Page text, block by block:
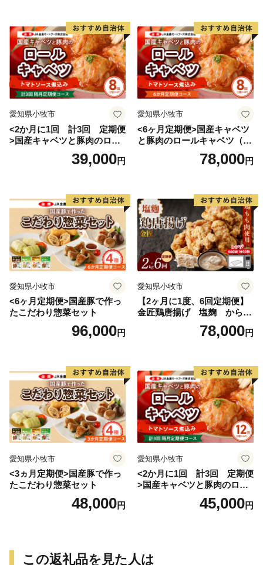
愛知県小牧市
<2か月に1回 計3回 定期便
>国産キャベツと豚肉のロー
ルキャベツ（4P入り）
39,000円
愛知県小牧市
<6ヶ月定期便>国産キャベツ
と豚肉のロールキャベツ（4P
78,000円
愛知県小牧市
<6ヶ月定期便>国産豚で作っ
たこだわり惣菜セット
96,000円
愛知県小牧市
【2ヶ月に1度、6回定期便】
金匠鶏唐揚げ 塩麹 からあ
78,000円
愛知県小牧市
<3ヵ月定期便>国産豚で作っ
たこだわり惣菜セット
48,000円
愛知県小牧市
<2か月に1回 計3回 定期便
>国産キャベツと豚肉のロー
ルキャベツ（6P入り）
45,000円
この返礼品を見た人は